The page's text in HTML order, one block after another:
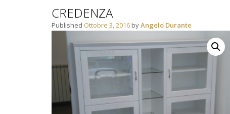
CREDENZA
Published Ottobre 3, 2016 byAngelo Durante